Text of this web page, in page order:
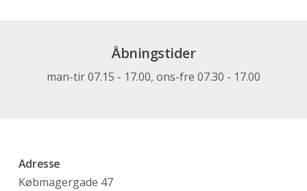
Åbningstider
man-tir 07.15 - 17.00, ons-fre 07.30 - 17.00
Adresse
Købmagergade 47